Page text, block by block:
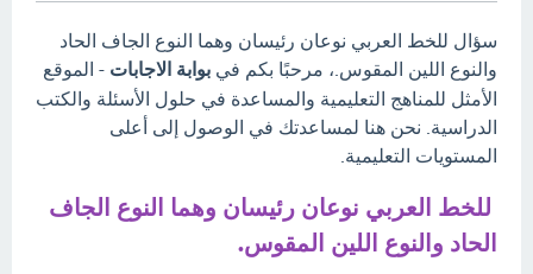
سؤال للخط العربي نوعان رئيسان وهما النوع الجاف الحاد
والنوع اللين المقوس.، مرحبًا بكم في بوابة الاجابات - الموقع
الأمثل للمناهج التعليمية والمساعدة في حلول الأسئلة والكتب
الدراسية. نحن هنا لمساعدتك في الوصول إلى أعلى
المستويات التعليمية.
للخط العربي نوعان رئيسان وهما النوع الجاف
الحاد والنوع اللين المقوس.